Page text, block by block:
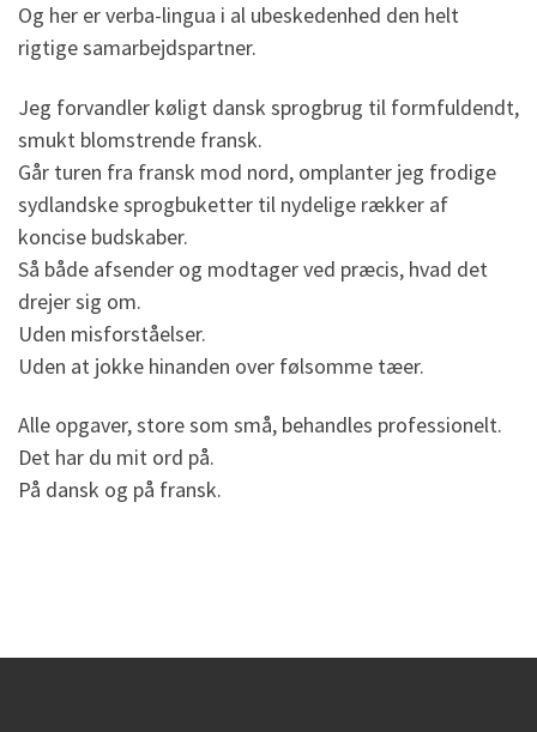
Og her er verba-lingua i al ubeskedenhed den helt
rigtige samarbejdspartner.
Jeg forvandler køligt dansk sprogbrug til formfuldendt,
smukt blomstrende fransk.
Går turen fra fransk mod nord, omplanter jeg frodige
sydlandske sprogbuketter til nydelige rækker af
koncise budskaber.
Så både afsender og modtager ved præcis, hvad det
drejer sig om.
Uden misforståelser.
Uden at jokke hinanden over følsomme tæer.
Alle opgaver, store som små, behandles professionelt.
Det har du mit ord på.
På dansk og på fransk.